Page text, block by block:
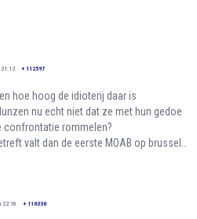
21:12 + 112597
hoe hoog de idioterij daar is
nu echt niet dat ze met hun gedoe
confrontatie rommelen?
valt dan de eerste MOAB op brussel..
22:16 + 116336